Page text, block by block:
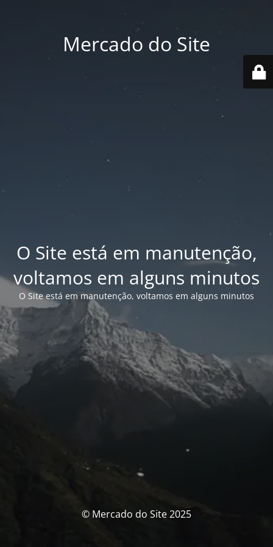
Mercado do Site
O Site está em manutenção,
voltamos em alguns minutos
O Site está em manutenção, voltamos em alguns minutos
© Mercado do Site 2025